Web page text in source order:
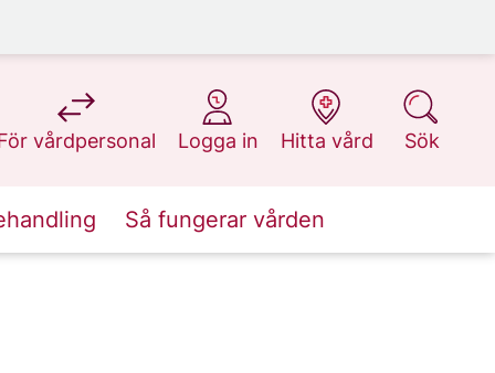
vårdpersonal
på 1177.se
Logga in
på 1177.se
Hitta vård
på 1177.se
Sök
på 1177.se
Så fungerar vården